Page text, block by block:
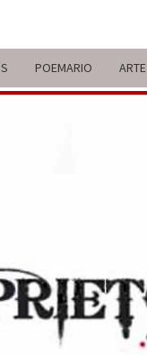
POEMARIO ARTE
Y